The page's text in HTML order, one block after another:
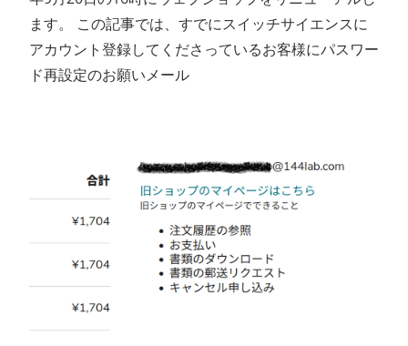
ます。 この記事では、すでにスイッチサイエンスに
アカウント登録してくださっているお客様にパスワー
ド再設定のお願いメール